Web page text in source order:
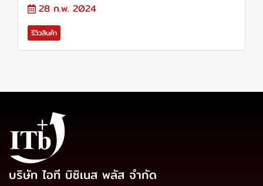
28 ก.พ. 2024
รีวิวสินค้า
บริษัท ไอที บิซิเนส พลัส จำกัด